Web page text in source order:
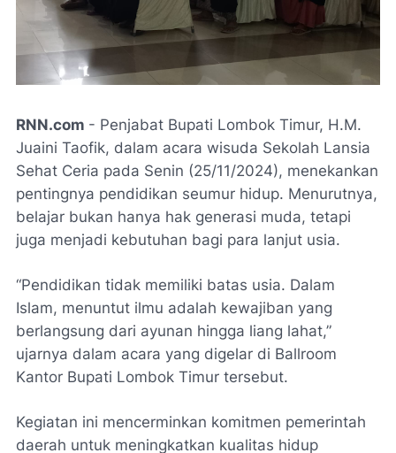
RNN.com - Penjabat Bupati Lombok Timur, H.M.
Juaini Taofik, dalam acara wisuda Sekolah Lansia
Sehat Ceria pada Senin (25/11/2024), menekankan
pentingnya pendidikan seumur hidup. Menurutnya,
belajar bukan hanya hak generasi muda, tetapi
juga menjadi kebutuhan bagi para lanjut usia.
“Pendidikan tidak memiliki batas usia. Dalam
Islam, menuntut ilmu adalah kewajiban yang
berlangsung dari ayunan hingga liang lahat,”
ujarnya dalam acara yang digelar di Ballroom
Kantor Bupati Lombok Timur tersebut.
Kegiatan ini mencerminkan komitmen pemerintah
daerah untuk meningkatkan kualitas hidup